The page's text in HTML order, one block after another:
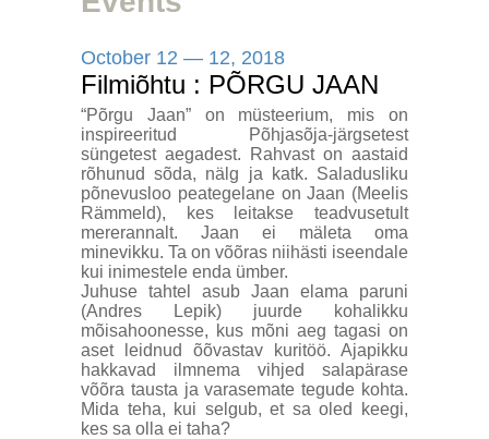
October 12 — 12, 2018
Filmiõhtu : PÕRGU JAAN
“Põrgu Jaan” on müsteerium, mis on
inspireeritud Põhjasõja-järgsetest
süngetest aegadest. Rahvast on aastaid
rõhunud sõda, nälg ja katk. Saladusliku
põnevusloo peategelane on Jaan (Meelis
Rämmeld), kes leitakse teadvusetult
mererannalt. Jaan ei mäleta oma
minevikku. Ta on võõras niihästi iseendale
kui inimestele enda ümber.
Juhuse tahtel asub Jaan elama paruni
(Andres Lepik) juurde kohalikku
mõisahoonesse, kus mõni aeg tagasi on
aset leidnud õõvastav kuritöö. Ajapikku
hakkavad ilmnema vihjed salapärase
võõra tausta ja varasemate tegude kohta.
Mida teha, kui selgub, et sa oled keegi,
kes sa olla ei taha?